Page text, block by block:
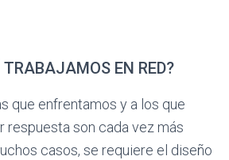
TRABAJAMOS EN RED?
que enfrentamos y a los que
respuesta son cada vez más
casos, se requiere el diseño